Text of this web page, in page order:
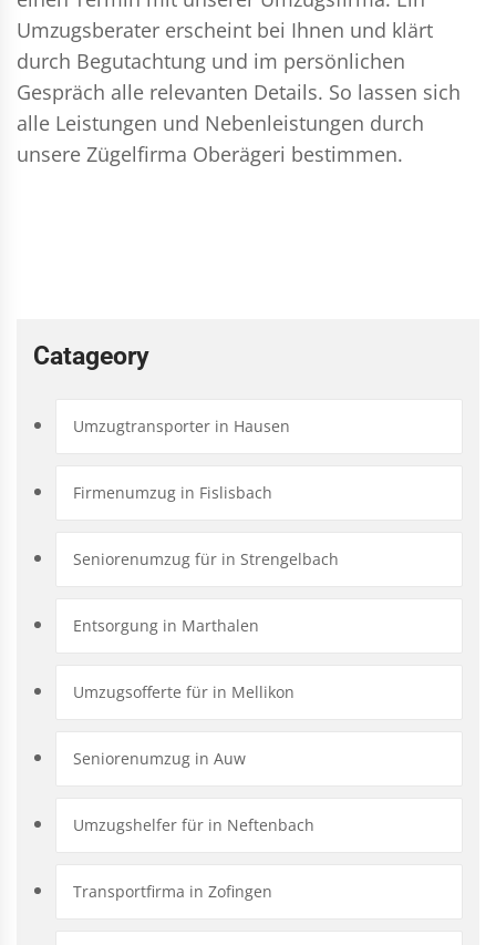
Umzugsberater erscheint bei Ihnen und klärt
durch Begutachtung und im persönlichen
Gespräch alle relevanten Details. So lassen sich
alle Leistungen und Nebenleistungen durch
unsere Zügelfirma Oberägeri bestimmen.
Catageory
Umzugtransporter in Hausen
Firmenumzug in Fislisbach
Seniorenumzug für in Strengelbach
Entsorgung in Marthalen
Umzugsofferte für in Mellikon
Seniorenumzug in Auw
Umzugshelfer für in Neftenbach
Transportfirma in Zofingen